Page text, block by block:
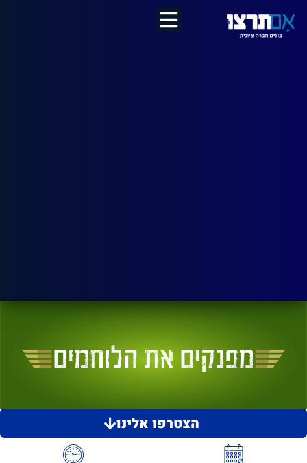
הצטרפו אלינו